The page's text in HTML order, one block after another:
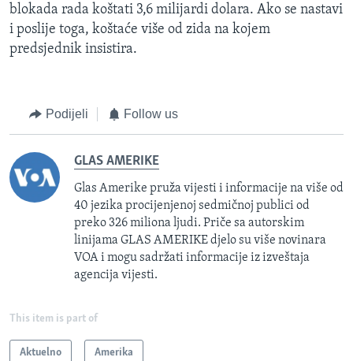
blokada rada koštati 3,6 milijardi dolara. Ako se nastavi
i poslije toga, koštaće više od zida na kojem
predsjednik insistira.
Podijeli Follow us
GLAS AMERIKE
Glas Amerike pruža vijesti i informacije na više od
40 jezika procijenjenoj sedmičnoj publici od
preko 326 miliona ljudi. Priče sa autorskim
linijama GLAS AMERIKE djelo su više novinara
VOA i mogu sadržati informacije iz izveštaja
agencija vijesti.
This item is part of
Aktuelno Amerika